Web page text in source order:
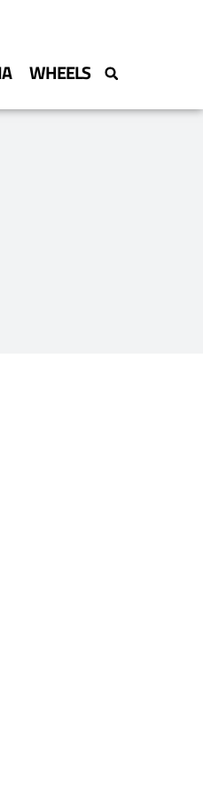
WHEELS